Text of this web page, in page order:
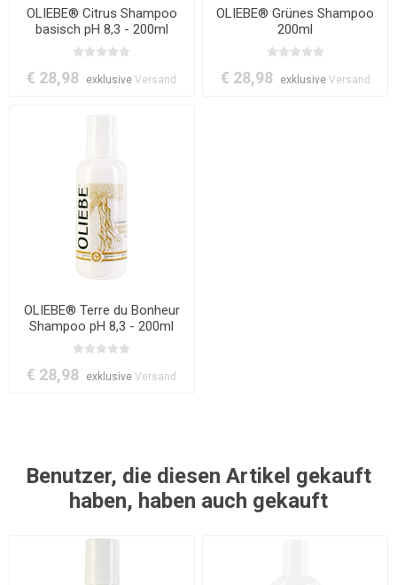
OLIEBE® Citrus Shampoo
basisch pH 8,3 - 200ml
€ 28,98 exklusiveVersand
OLIEBE® Grünes Shampoo
200ml
€ 28,98 exklusive Versand
OLIEBE® Terre du Bonheur
Shampoo pH 8,3 - 200ml
€ 28,98 exklusiveVersand
Benutzer, die diesen Artikel gekauft
haben, haben auch gekauft